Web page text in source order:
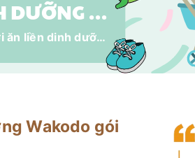
CHÁO TƯƠI ĂN LIỀN DINH DƯỠNG WAKODO GÓI 130GR CHO BÉ TỪ 12THÁNG
Cháo tươi ăn liền dinh dưỡng Wakodo gói 130gr cho bé từ 12tháng
Wakodo gói